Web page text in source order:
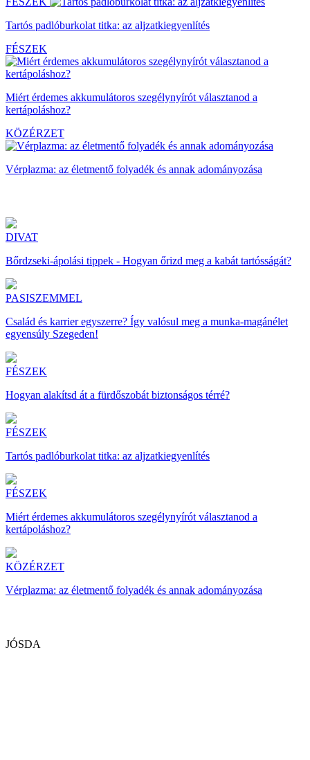
Tartós padlóburkolat titka: az aljzatkiegyenlítés
FÉSZEK
Miért érdemes akkumulátoros szegélynyírót választanod a
kertápoláshoz?
KÖZÉRZET
Vérplazma: az életmentő folyadék és annak adományozása
DIVAT
Bőrdzseki-ápolási tippek - Hogyan őrizd meg a kabát tartósságát?
PASISZEMMEL
Család és karrier egyszerre? Így valósul meg a munka-magánélet
egyensúly Szegeden!
FÉSZEK
Hogyan alakítsd át a fürdőszobát biztonságos térré?
FÉSZEK
Tartós padlóburkolat titka: az aljzatkiegyenlítés
FÉSZEK
Miért érdemes akkumulátoros szegélynyírót választanod a
kertápoláshoz?
KÖZÉRZET
Vérplazma: az életmentő folyadék és annak adományozása
JÓSDA